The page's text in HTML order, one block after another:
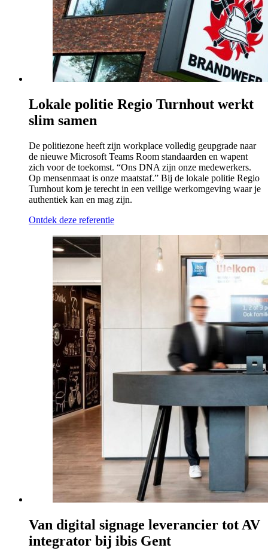
Lokale politie Regio Turnhout werkt
slim samen
De politiezone heeft zijn workplace volledig geupgrade naar
de nieuwe Microsoft Teams Room standaarden en wapent
zich voor de toekomst. “Ons DNA zijn onze medewerkers.
Op mensenmaat is onze maatstaf.” Bij de lokale politie Regio
Turnhout kom je terecht in een veilige werkomgeving waar je
authentiek kan en mag zijn.
Ontdek deze referentie
Van digital signage leverancier tot AV
integrator bij ibis Gent